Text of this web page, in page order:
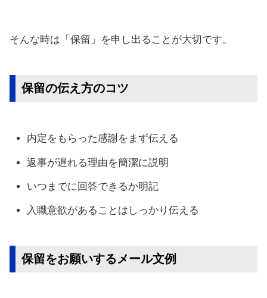
そんな時は「保留」を申し出ることが大切です。
保留の伝え方のコツ
内定をもらった感謝をまず伝える
返事が遅れる理由を簡潔に説明
いつまでに回答できるか明記
入職意欲があることはしっかり伝える
保留をお願いするメール文例